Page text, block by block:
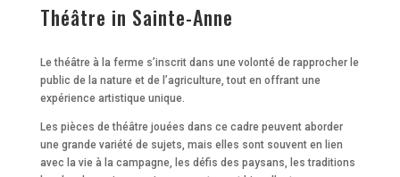
Théâtre in Sainte-Anne
Le théâtre à la ferme s’inscrit dans une volonté de rapprocher le
public de la nature et de l’agriculture, tout en offrant une
expérience artistique unique.
Les pièces de théâtre jouées dans ce cadre peuvent aborder
une grande variété de sujets, mais elles sont souvent en lien
avec la vie à la campagne, les défis des paysans, les traditions